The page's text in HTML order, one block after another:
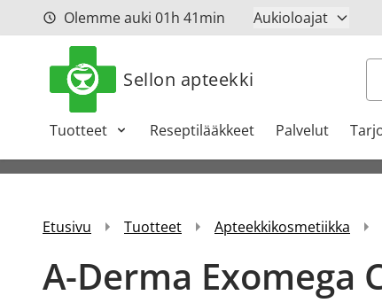
Siirry sisältöönOlemme auki 01h 41min Aukioloajat
Sellon apteekki
Tuotteet Reseptilääkkeet Palvelut
Etusivu Tuotteet Apteekkikosmetiikka
A-Derma Exomega